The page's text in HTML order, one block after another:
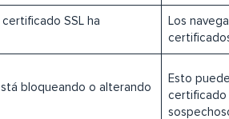
SSL ha
Los
bloqueando o alterando
Esto
certificado